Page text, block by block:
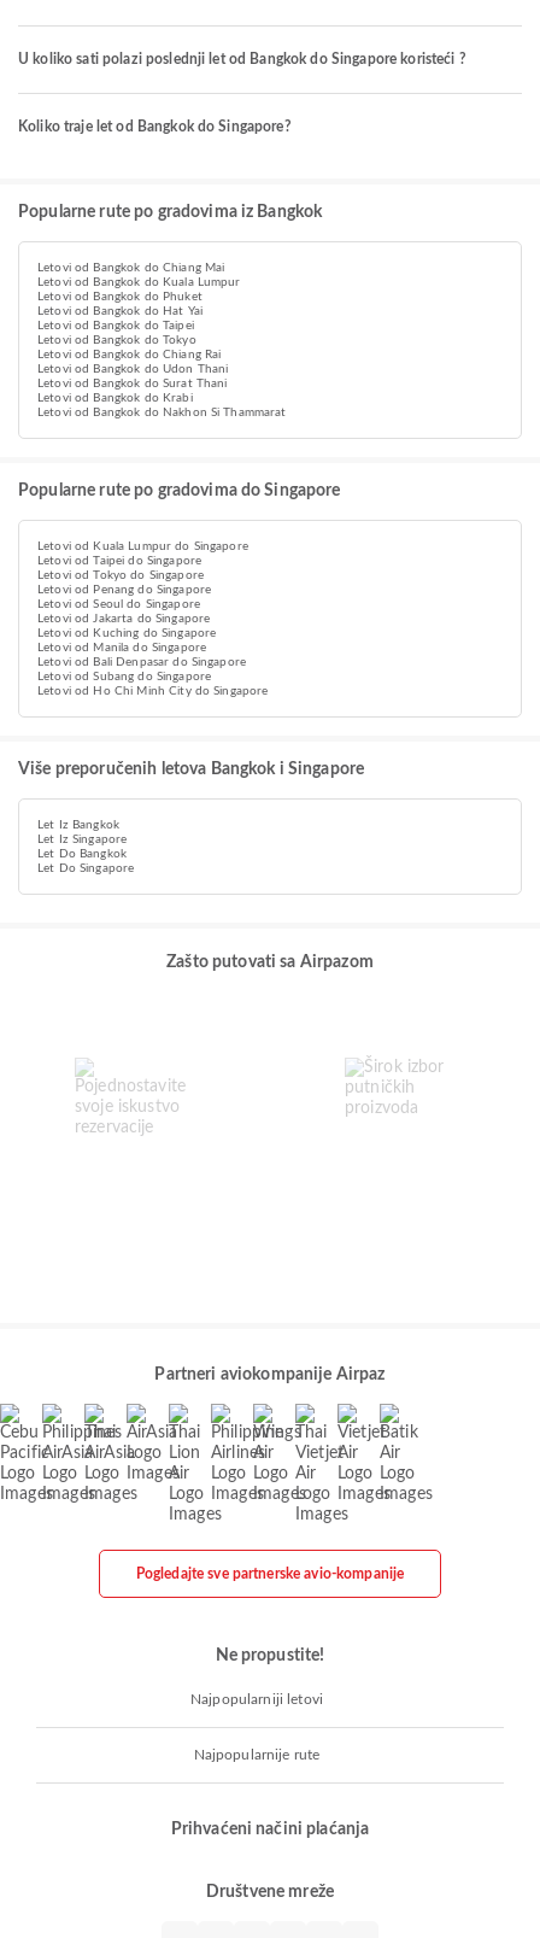
U koliko sati polazi poslednji let od Bangkok do Singapore koristeći ?
Koliko traje let od Bangkok do Singapore?
Popularne rute po gradovima iz Bangkok
Letovi od Bangkok do Chiang Mai
Letovi od Bangkok do Kuala Lumpur
Letovi od Bangkok do Phuket
Letovi od Bangkok do Hat Yai
Letovi od Bangkok do Taipei
Letovi od Bangkok do Tokyo
Letovi od Bangkok do Chiang Rai
Letovi od Bangkok do Udon Thani
Letovi od Bangkok do Surat Thani
Letovi od Bangkok do Krabi
Letovi od Bangkok do Nakhon Si Thammarat
Popularne rute po gradovima do Singapore
Letovi od Kuala Lumpur do Singapore
Letovi od Taipei do Singapore
Letovi od Tokyo do Singapore
Letovi od Penang do Singapore
Letovi od Seoul do Singapore
Letovi od Jakarta do Singapore
Letovi od Kuching do Singapore
Letovi od Manila do Singapore
Letovi od Bali Denpasar do Singapore
Letovi od Subang do Singapore
Letovi od Ho Chi Minh City do Singapore
Više preporučenih letova Bangkok i Singapore
Let Iz Bangkok
Let Iz Singapore
Let Do Bangkok
Let Do Singapore
Zašto putovati sa Airpazom
Partneri aviokompanije Airpaz
Pogledajte sve partnerske avio-kompanije
Ne propustite!
Najpopularniji letovi
Najpopularnije rute
Prihvaćeni načini plaćanja
Društvene mreže